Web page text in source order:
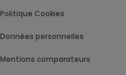
Politique Cookies
Données personnelles
Mentions comparateurs